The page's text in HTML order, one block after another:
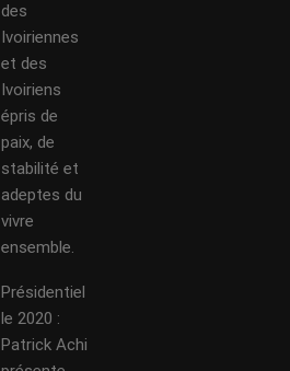
des
Ivoiriennes
et des
Ivoiriens
épris de
paix, de
stabilité et
adeptes du
vivre
ensemble.
Présidentiel
le 2020 :
Patrick Achi